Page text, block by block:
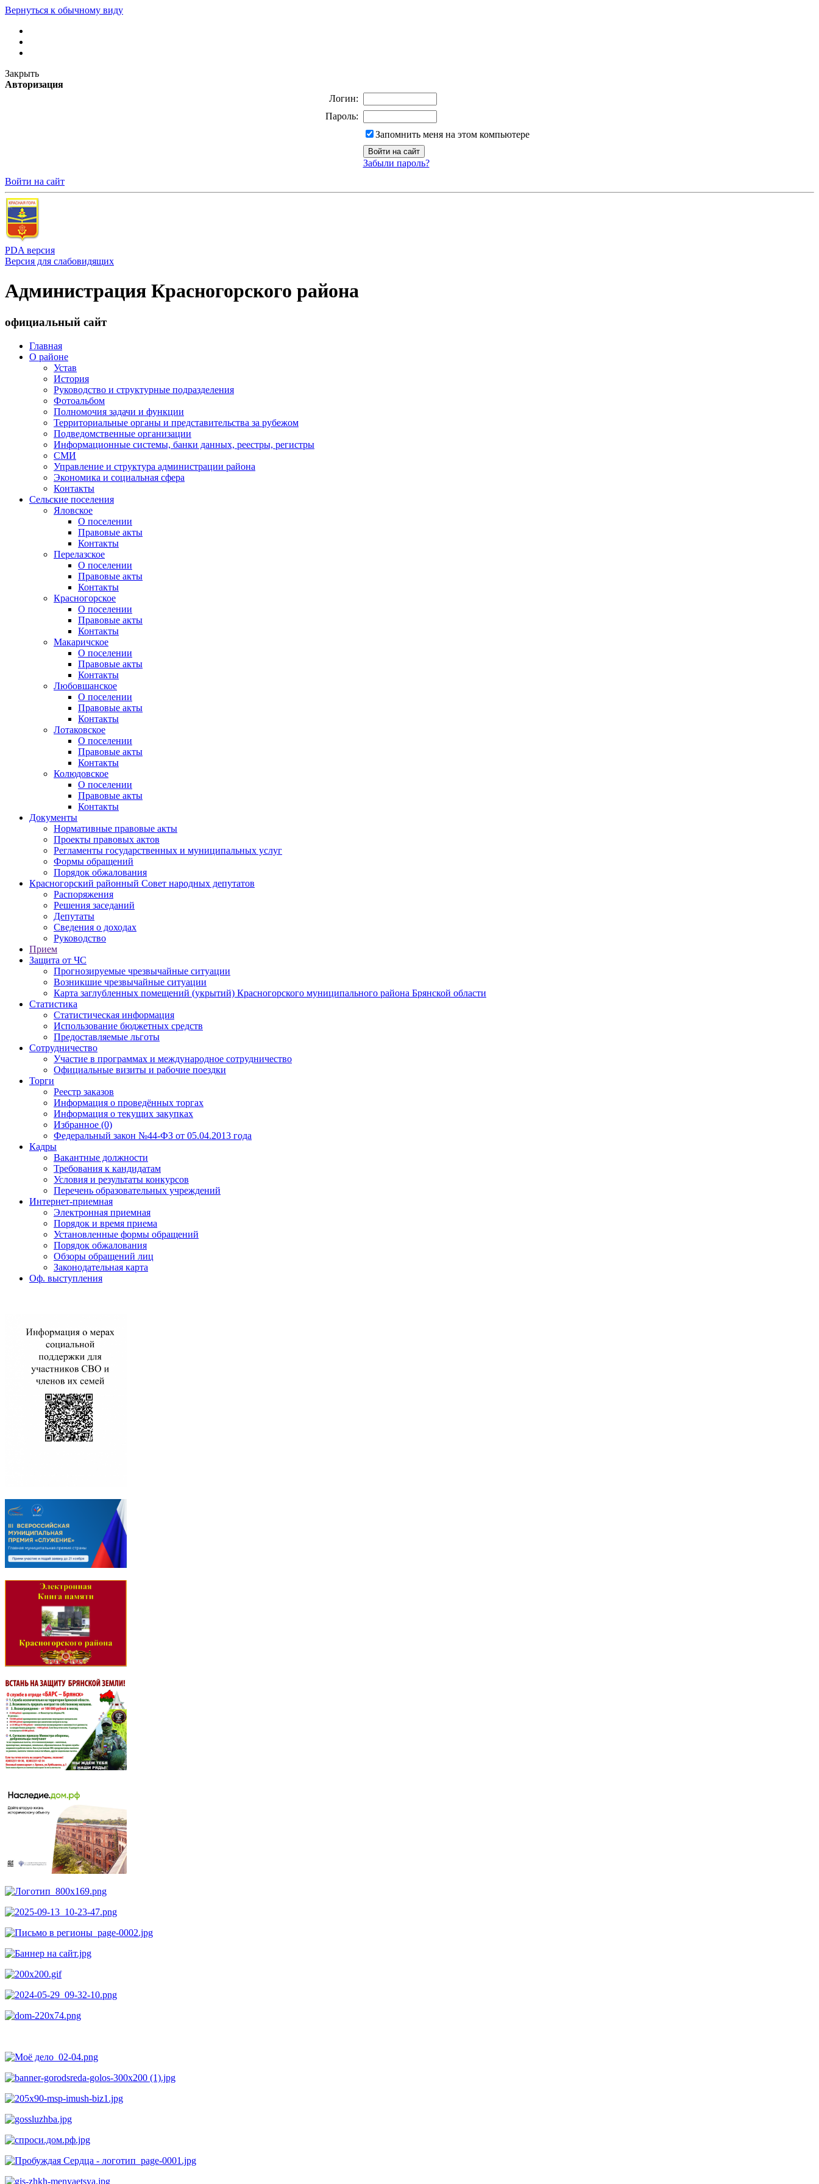
Вернуться к обычному виду
Закрыть
Авторизация
Логин:
Пароль:
Запомнить меня на этом компьютере
Забыли пароль?
Войти на сайт
PDA версия
Версия для слабовидящих
Администрация Красногорского района
официальный сайт
Главная
О районе
Устав
История
Руководство и структурные подразделения
Фотоальбом
Полномочия задачи и функции
Территориальные органы и представительства за рубежом
Подведомственные организации
Информационные системы, банки данных, реестры, регистры
СМИ
Управление и структура администрации района
Экономика и социальная сфера
Контакты
Сельские поселения
Яловское
О поселении
Правовые акты
Контакты
Перелазское
О поселении
Правовые акты
Контакты
Красногорское
О поселении
Правовые акты
Контакты
Макаричское
О поселении
Правовые акты
Контакты
Любовшанское
О поселении
Правовые акты
Контакты
Лотаковское
О поселении
Правовые акты
Контакты
Колюдовское
О поселении
Правовые акты
Контакты
Документы
Нормативные правовые акты
Проекты правовых актов
Регламенты государственных и муниципальных услуг
Формы обращений
Порядок обжалования
Красногорский районный Совет народных депутатов
Распоряжения
Решения заседаний
Депутаты
Сведения о доходах
Руководство
Прием
Защита от ЧС
Прогнозируемые чрезвычайные ситуации
Возникшие чрезвычайные ситуации
Карта заглубленных помещений (укрытий) Красногорского муниципального района Брянской области
Статистика
Статистическая информация
Использование бюджетных средств
Предоставляемые льготы
Сотрудничество
Участие в программах и международное сотрудничество
Официальные визиты и рабочие поездки
Торги
Реестр заказов
Информация о проведённых торгах
Информация о текущих закупках
Избранное (0)
Федеральный закон №44-ФЗ от 05.04.2013 года
Кадры
Вакантные должности
Требования к кандидатам
Условия и результаты конкурсов
Перечень образовательных учреждений
Интернет-приемная
Электронная приемная
Порядок и время приема
Установленные формы обращений
Порядок обжалования
Обзоры обращений лиц
Законодательная карта
Оф. выступления